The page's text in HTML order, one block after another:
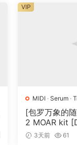
MIDI ·Serum ·
[包罗万象的
2 MOAR kit
N] [WAV,
3天前 61
VIP